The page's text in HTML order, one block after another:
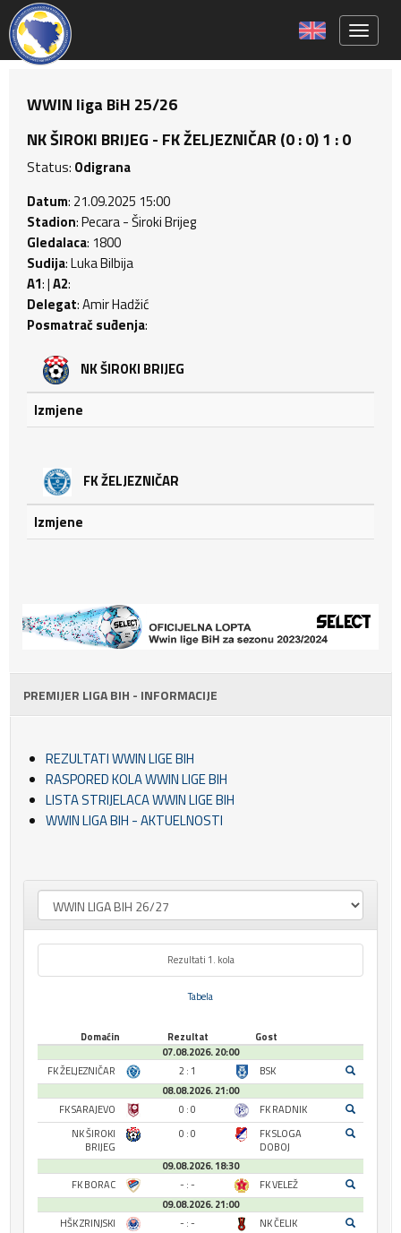
WWIN liga BiH 25/26
NK ŠIROKI BRIJEG - FK ŽELJEZNIČAR (0 : 0) 1 : 0
Status: Odigrana
Datum: 21.09.2025 15:00
Stadion: Pecara - Široki Brijeg
Gledalaca: 1800
Sudija: Luka Bilbija
A1: |A2:
Delegat: Amir Hadžić
Posmatrač suđenja:
NK ŠIROKI BRIJEG
Izmjene
FK ŽELJEZNIČAR
Izmjene
PREMIJER LIGA BIH - INFORMACIJE
REZULTATI WWIN LIGE BIH
RASPORED KOLA WWIN LIGE BIH
LISTA STRIJELACA WWIN LIGE BIH
WWIN LIGA BIH - AKTUELNOSTI
Rezultati 1. kola
Tabela
Domaćin Rezultat
Gost
07.08.2026. 20:00
FK ŽELJEZNIČAR
2 : 1
BSK
08.08.2026. 21:00
FK SARAJEVO
0 : 0
FK RADNIK
NK ŠIROKI
BRIJEG
0 : 0
FK SLOGA
DOBOJ
09.08.2026. 18:30
FK BORAC
- : -
FK VELEŽ
09.08.2026. 21:00
HŠK ZRINJSKI
- : - NK ČELIK